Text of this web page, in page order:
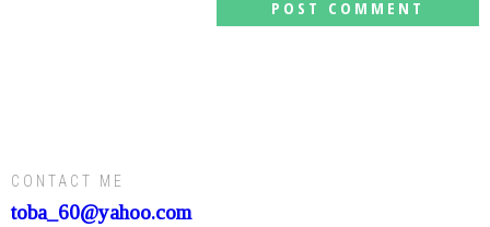
CONTACT ME
toba_60@yahoo.com